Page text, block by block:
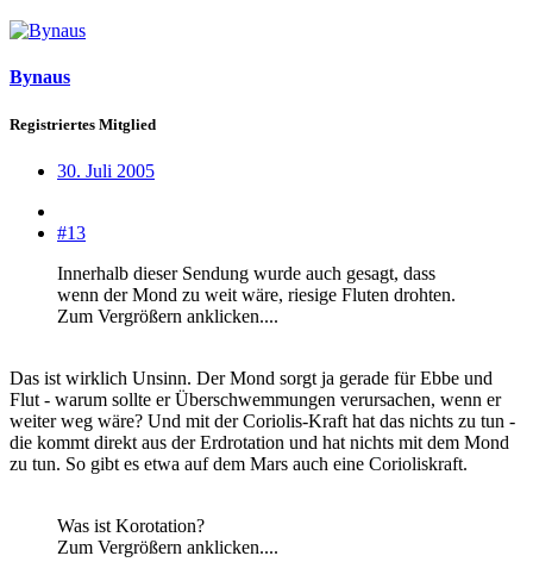
Bynaus
Registriertes Mitglied
30. Juli 2005
#13
Innerhalb dieser Sendung wurde auch gesagt, dass
wenn der Mond zu weit wäre, riesige Fluten drohten.
Zum Vergrößern anklicken....
Das ist wirklich Unsinn. Der Mond sorgt ja gerade für Ebbe und
Flut - warum sollte er Überschwemmungen verursachen, wenn er
weiter weg wäre? Und mit der Coriolis-Kraft hat das nichts zu tun -
die kommt direkt aus der Erdrotation und hat nichts mit dem Mond
zu tun. So gibt es etwa auf dem Mars auch eine Corioliskraft.
Was ist Korotation?
Zum Vergrößern anklicken....